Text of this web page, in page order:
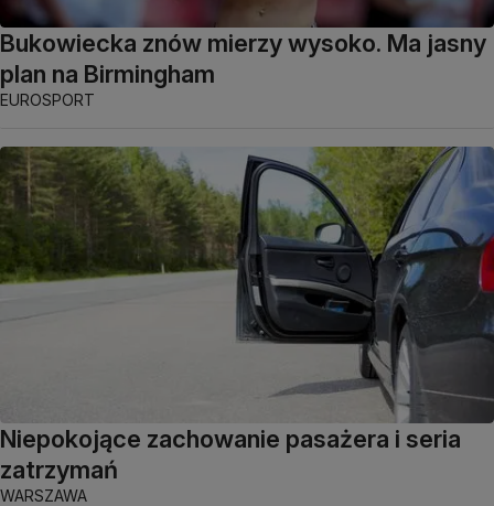
Bukowiecka znów mierzy wysoko. Ma jasny
plan na Birmingham
EUROSPORT
Niepokojące zachowanie pasażera i seria
zatrzymań
WARSZAWA